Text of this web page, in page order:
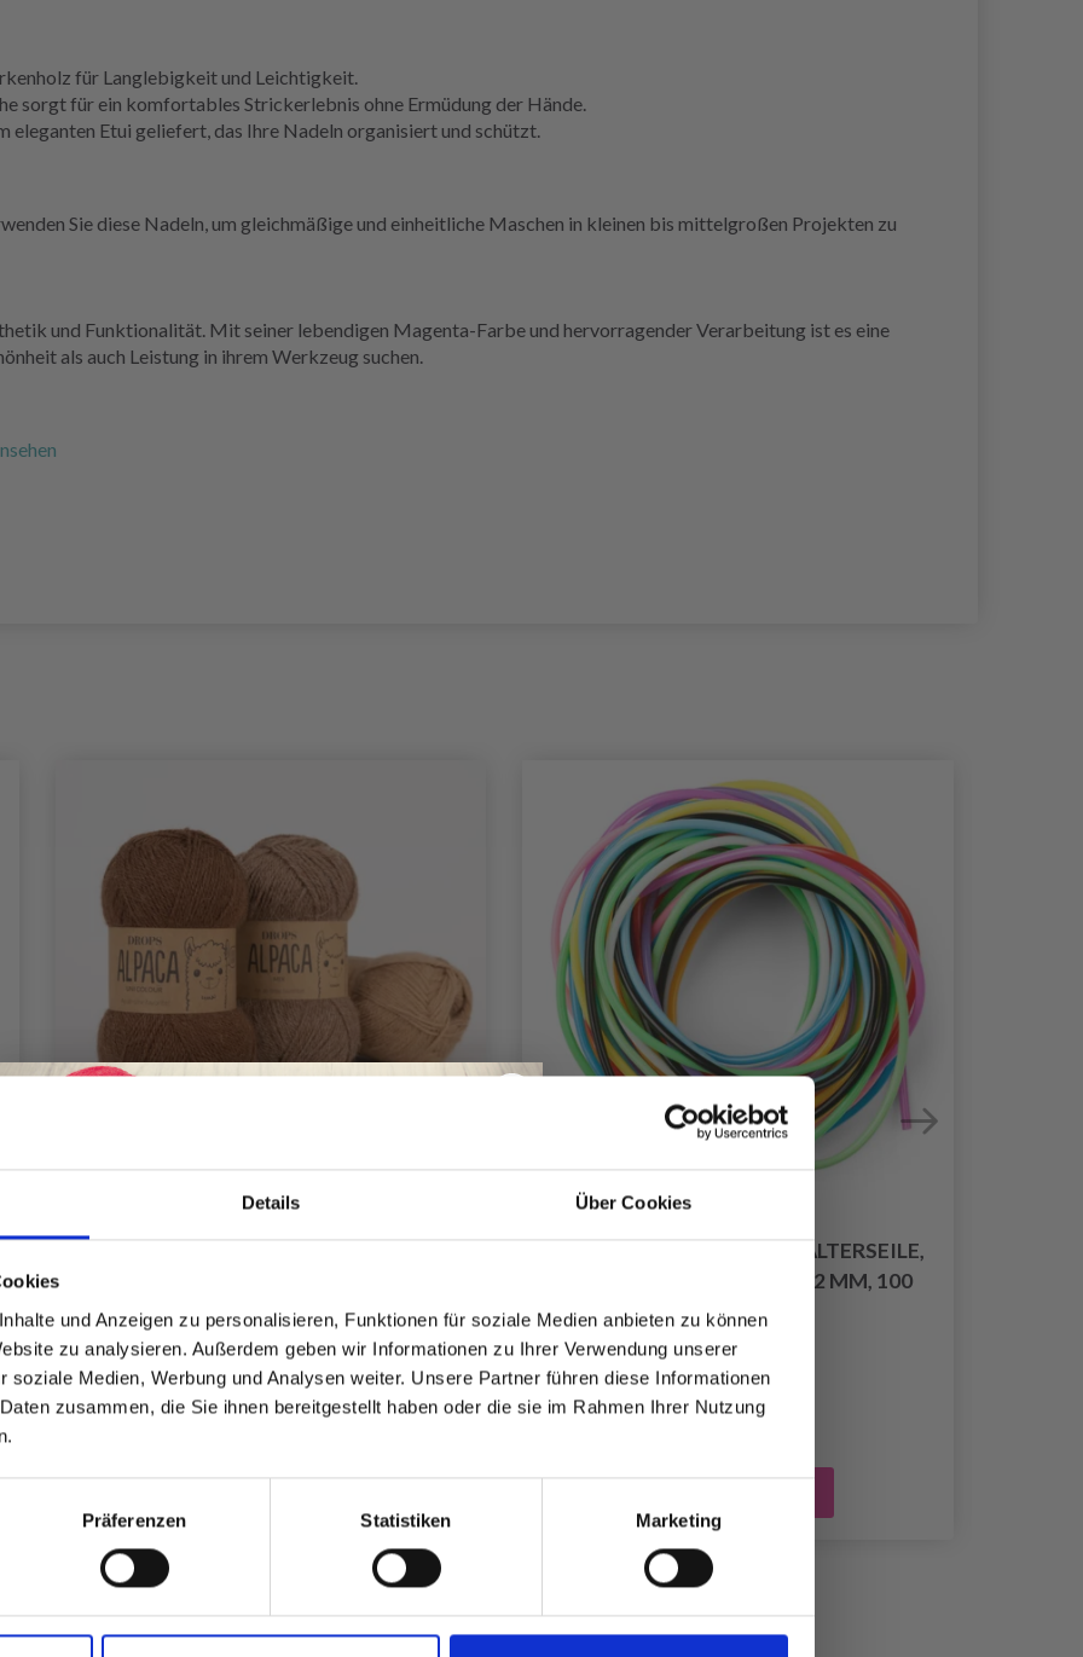
Details Über Cookies
und Anzeigen zu personalisieren, Funktionen für soziale Medien anbieten zu können
zu analysieren. Außerdem geben wir Informationen zu Ihrer Verwendung unserer
soziale Medien, Werbung und Analysen weiter. Unsere Partner führen diese Informationen
zusammen, die Sie ihnen bereitgestellt haben oder die sie im Rahmen Ihrer Nutzung
Präferenzen Statistiken Marketing
für Langlebigkeit und Leichtigkeit.
sorgt für ein komfortables Strickerlebnis ohne Ermüdung der Hände.
eleganten Etui geliefert, das Ihre Nadeln organisiert und schützt.
Sie diese Nadeln, um gleichmäßige und einheitliche Maschen in kleinen bis mittelgroßen Projekten zu
und Funktionalität. Mit seiner lebendigen Magenta-Farbe und hervorragender Verarbeitung ist es eine
als auch Leistung in ihrem Werkzeug suchen.
DROPS ALPACA
Preis abEUR 3.10
HOBBYARTS MASCHENHALTERSEILE,
VERSCHIEDENE FARBEN, 2 MM, 100
CM, 12 STK
EUR 3.90
Werde ein Teil unserer Garn-Community
und erhalte exklusiven Zugang zu
inspirierenden Strickmustern und